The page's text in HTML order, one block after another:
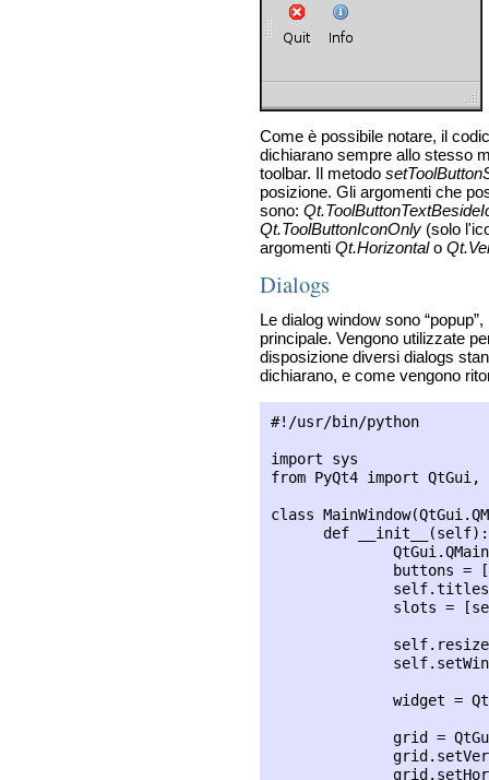
Come è possibile notare, il
dichiarano sempre allo stesso
toolbar. Il metodo
posizione. Gli argomenti che
sono:
Qt.ToolButtonIconOnly(solo
argomenti Qt.Horizontalo
Dialogs
Le dialog window sono
principale. Vengono utilizzate
disposizione diversi dialogs
dichiarano, e come vengono
#!/usr/bin/python
import sys
from PyQt4 import QtGui,
class
      def __init__(self):
buttons =
slots =
widget =
grid =